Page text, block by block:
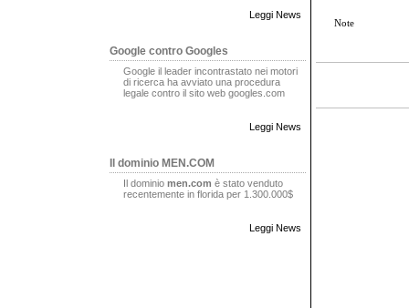
Leggi News
Google contro Googles
Google il leader incontrastato nei motori
di ricerca ha avviato una procedura
legale contro il sito web googles.com
Leggi News
Il dominio MEN.COM
Il dominio men.com è stato venduto
recentemente in florida per 1.300.000$
Leggi News
Note